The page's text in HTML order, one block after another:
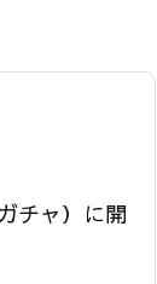
チャ）に開